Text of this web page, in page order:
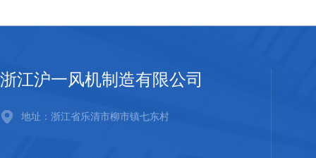
浙江沪一风机制造有限公司
地址：浙江省乐清市柳市镇七东村